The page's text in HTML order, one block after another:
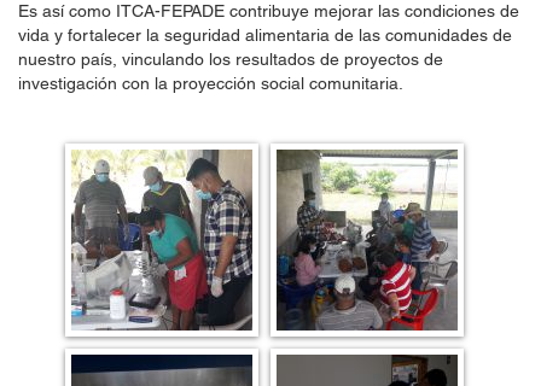
Es así como ITCA-FEPADE contribuye mejorar las condiciones de
vida y fortalecer la seguridad alimentaria de las comunidades de
nuestro país, vinculando los resultados de proyectos de
investigación con la proyección social comunitaria.